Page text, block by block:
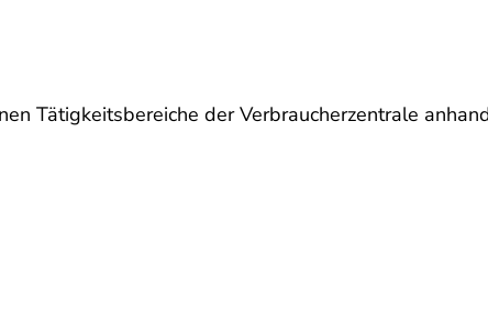
Tätigkeitsbereiche der Verbraucherzentrale